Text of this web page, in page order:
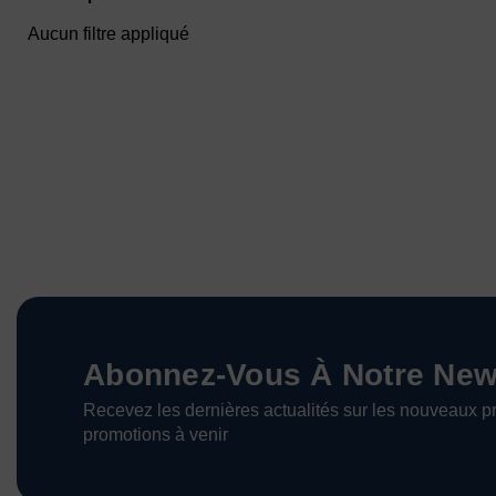
Aucun filtre appliqué
Abonnez-Vous À Notre
Recevez les dernières actualités sur les nouveaux
promotions à venir